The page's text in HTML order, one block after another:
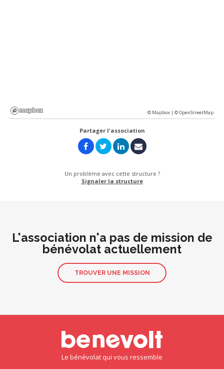
© Mapbox |© OpenStreetMap
Partager l'association
Un problème avec cette structure ?
Signaler la structure
L'association n'a pas de mission de
bénévolat actuellement
TROUVER UNE MISSION
Le bénévolat qui vous ressemble